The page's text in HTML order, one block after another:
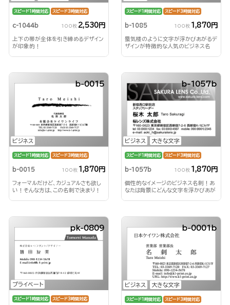
スピード1時間対応 スピード3時間対応
c-1044b 100枚 2,530円
上下の帯が全体を引き締めるデザイン
が印象的！
スピード1時間対応 スピード3時間対応
b-1085 100枚 1,870円
蜃気楼のように文字が浮かびあがるデ
ザインが特徴的な人気のビジネス名
ビジネス
b-0015
スピード1時間対応 スピード3時間対応
b-0015 100枚 1,870円
フォーマルだけど、カジュアルさも欲し
い！そんな方は、この名刺で決まり！
ビジネス 大きな文字
b-1057b
スピード1時間対応 スピード3時間対応
b-1057b 100枚 1,870円
個性的なイメージのビジネス名刺！あ
なたは背景にどんな文字を浮かびあが
プライベート
pk-0809
スピード1時間対応 スピード3時間対応
ビジネス 大きな文字
b-0001b
スピード1時間対応 スピード3時間対応